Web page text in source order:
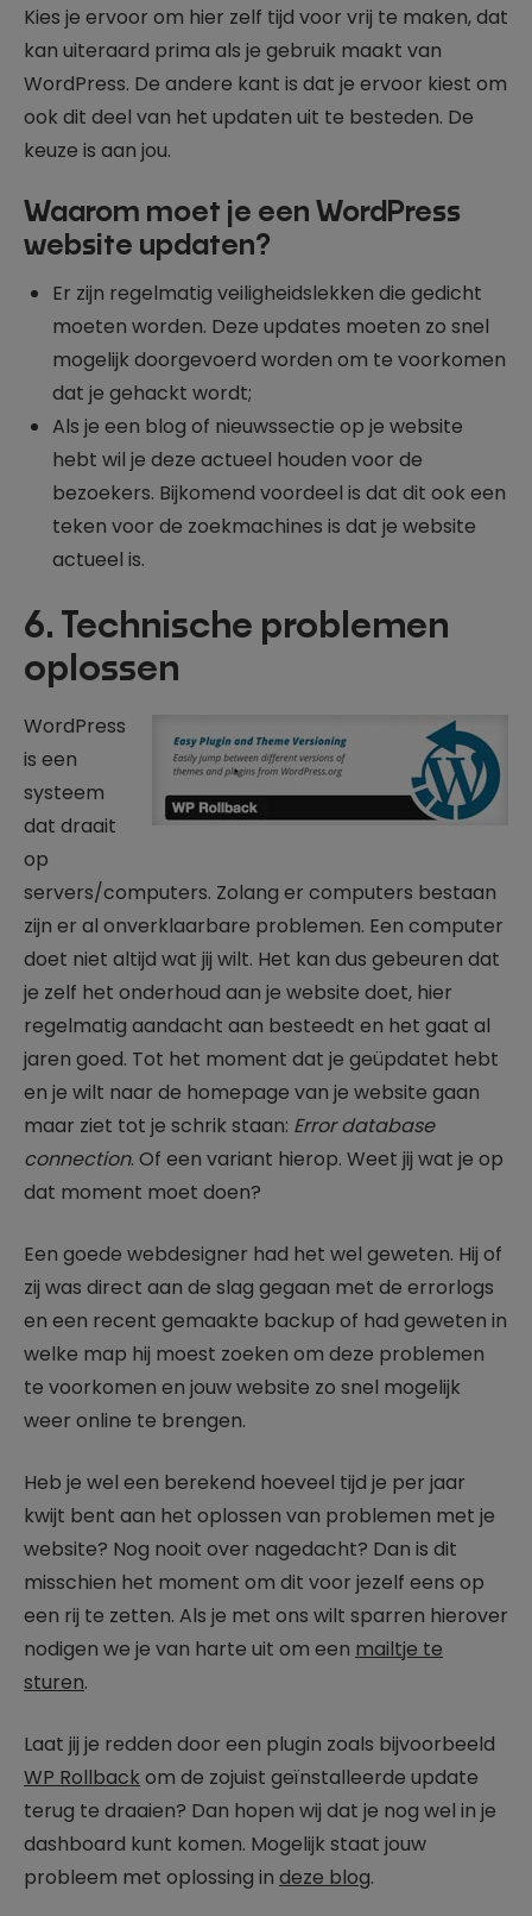
Kies je ervoor om hier zelf tijd voor vrij te maken, dat
kan uiteraard prima als je gebruik maakt van
WordPress. De andere kant is dat je ervoor kiest om
ook dit deel van het updaten uit te besteden. De
keuze is aan jou.
Waarom moet je een WordPress
website updaten?
Er zijn regelmatig veiligheidslekken die gedicht
moeten worden. Deze updates moeten zo snel
mogelijk doorgevoerd worden om te voorkomen
dat je gehackt wordt;
Als je een blog of nieuwssectie op je website
hebt wil je deze actueel houden voor de
bezoekers. Bijkomend voordeel is dat dit ook een
teken voor de zoekmachines is dat je website
actueel is.
6. Technische problemen
oplossen
WordPress
is een
systeem
dat draait
op
servers/computers. Zolang er computers bestaan
zijn er al onverklaarbare problemen. Een computer
doet niet altijd wat jij wilt. Het kan dus gebeuren dat
je zelf het onderhoud aan je website doet, hier
regelmatig aandacht aan besteedt en het gaat al
jaren goed. Tot het moment dat je geüpdatet hebt
en je wilt naar de homepage van je website gaan
maar ziet tot je schrik staan: Error database
connection. Of een variant hierop. Weet jij wat je op
dat moment moet doen?
Een goede webdesigner had het wel geweten. Hij of
zij was direct aan de slag gegaan met de errorlogs
en een recent gemaakte backup of had geweten in
welke map hij moest zoeken om deze problemen
te voorkomen en jouw website zo snel mogelijk
weer online te brengen.
Heb je wel een berekend hoeveel tijd je per jaar
kwijt bent aan het oplossen van problemen met je
website? Nog nooit over nagedacht? Dan is dit
misschien het moment om dit voor jezelf eens op
een rij te zetten. Als je met ons wilt sparren hierover
nodigen we je van harte uit om een mailtje te
sturen.
Laat jij je redden door een plugin zoals bijvoorbeeld
WP Rollback om de zojuist geïnstalleerde update
terug te draaien? Dan hopen wij dat je nog wel in je
dashboard kunt komen. Mogelijk staat jouw
probleem met oplossing in deze blog.